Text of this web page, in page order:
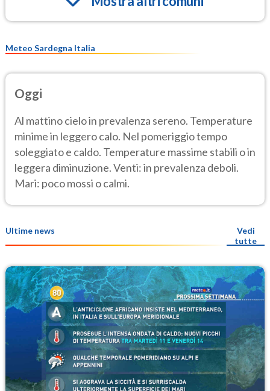
Meteo Sardegna Italia
Oggi
Al mattino cielo in prevalenza sereno. Temperature
minime in leggero calo. Nel pomeriggio tempo
soleggiato e caldo. Temperature massime stabili o in
leggera diminuzione. Venti: in prevalenza deboli.
Mari: poco mossi o calmi.
Ultime news
Vedi
tutte